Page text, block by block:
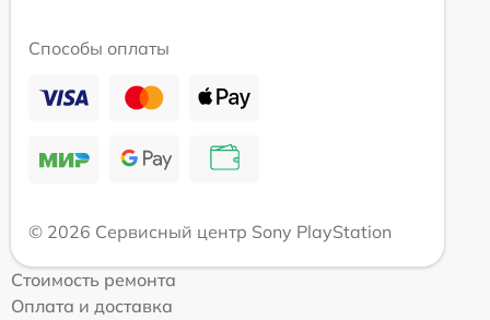
Способы оплаты
© 2026 Сервисный центр Sony PlayStation
Стоимость ремонта
Оплата и доставка